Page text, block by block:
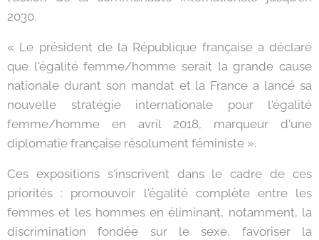
2030.
« Le président de la République française a déclaré
que l'égalité femme/homme serait la grande cause
nationale durant son mandat et la France a lancé sa
nouvelle stratégie internationale pour l'égalité
femme/homme en avril 2018, marqueur d'une
diplomatie française résolument féministe ».
Ces expositions s'inscrivent dans le cadre de ces
priorités : promouvoir l'égalité complète entre les
femmes et les hommes en éliminant, notamment, la
discrimination fondée sur le sexe, favoriser la